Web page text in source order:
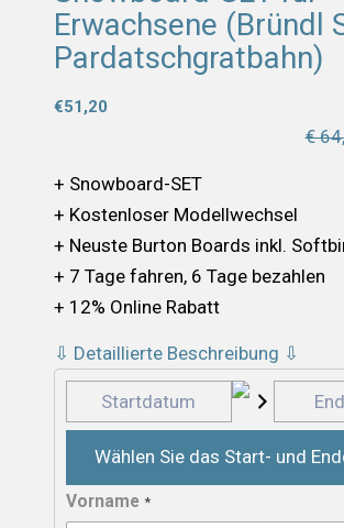
Erwachsene (Bründl
Pardatschgratbahn)
€51,20
€
+ Snowboard-SET
+ Kostenloser Modellwechsel
+ Neuste Burton Boards inkl.
+ 7 Tage fahren, 6 Tage bezahlen
+ 12% Online Rabatt
⇩ Detaillierte Beschreibung ⇩
Wählen Sie das Start- und
Vorname *